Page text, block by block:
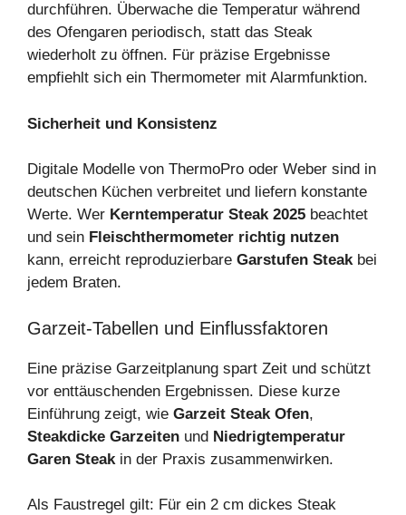
durchführen. Überwache die Temperatur während
des Ofengaren periodisch, statt das Steak
wiederholt zu öffnen. Für präzise Ergebnisse
empfiehlt sich ein Thermometer mit Alarmfunktion.
Sicherheit und Konsistenz
Digitale Modelle von ThermoPro oder Weber sind in
deutschen Küchen verbreitet und liefern konstante
Werte. Wer Kerntemperatur Steak 2025 beachtet
und sein Fleischthermometer richtig nutzen
kann, erreicht reproduzierbare Garstufen Steakbei
jedem Braten.
Garzeit‑Tabellen und Einflussfaktoren
Eine präzise Garzeitplanung spart Zeit und schützt
vor enttäuschenden Ergebnissen. Diese kurze
Einführung zeigt, wie Garzeit Steak Ofen,
Steakdicke Garzeiten und Niedrigtemperatur
Garen Steak in der Praxis zusammenwirken.
Als Faustregel gilt: Für ein 2 cm dickes Steak